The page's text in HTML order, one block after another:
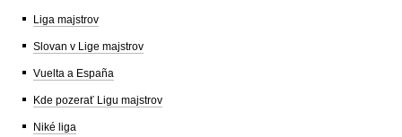
Liga majstrov
Slovan v Lige majstrov
Vuelta a España
Kde pozerať Ligu majstrov
Niké liga